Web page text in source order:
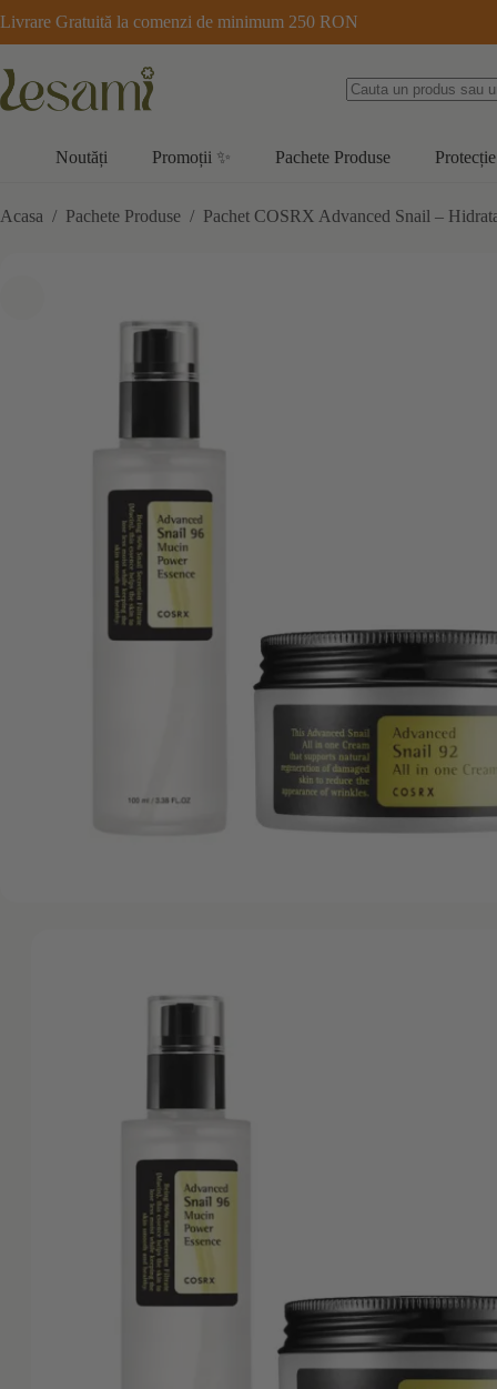
la
conținut
Livrare Gratuită la comenzi de minimum 250 RON
Noutăți Promoții ✨ Pachete Produse
Acasa / Pachete Produse / Pachet COSRX Advanced Snail –